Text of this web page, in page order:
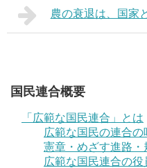
農の衰退は、国家
国民連合概要
「広範な国民連合」とは
広範な国民の連合の
憲章・めざす進路・
広範な国民連合の役